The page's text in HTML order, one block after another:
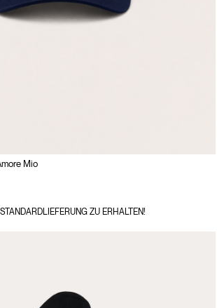
Mio
ZU ERHALTEN!